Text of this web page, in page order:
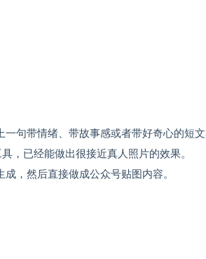
句带情绪、带故事感或者带好奇心的短
，已经能做出很接近真人照片的效果。
，然后直接做成公众号贴图内容。